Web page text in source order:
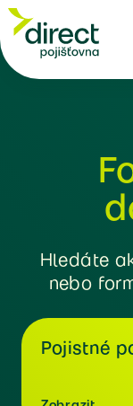
Hledáte
nebo
Pojistné